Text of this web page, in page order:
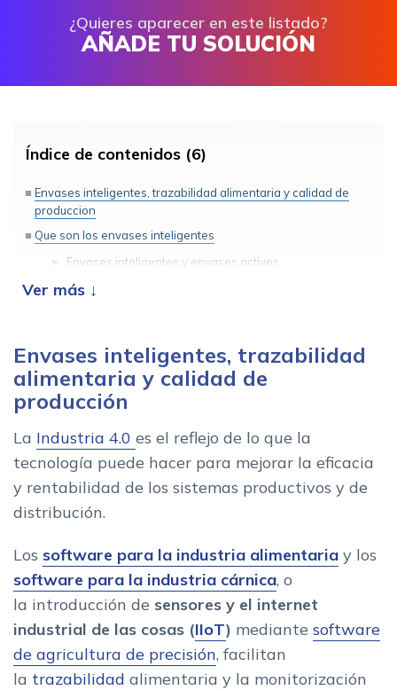
¿Quieres aparecer en este listado?
AÑADE TU SOLUCIÓN
Índice de contenidos (6)
Envases inteligentes, trazabilidad alimentaria y calidad de
produccion
Que son los envases inteligentes
Envases inteligentes y envases activos
¿Como funcionan los envases inteligentes? Indicadores del
alimentario
Encuentra el mejor software para tu industria alimentaria y
envases inteligentes
Envases inteligentes, trazabilidad
alimentaria y calidad de
producción
La Industria 4.0 es el reflejo de lo que la
tecnología puede hacer para mejorar la eficacia
y rentabilidad de los sistemas productivos y de
distribución.
Los software para la industria alimentaria y los
software para la industria cárnica, o
la introducción de sensores y el internet
industrial de las cosas (IIoT) mediante software
de agricultura de precisión, facilitan
la trazabilidad alimentaria y la monitorización